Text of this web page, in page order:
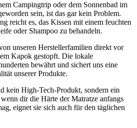
Campingtrip oder dem Sonnenbad im
sein, ist das gar kein Problem.
reicht es, das Kissen mit einem feuchten
oder Shampoo zu behandeln.
unseren Herstellerfamilien direkt vor
Kapok gestopft. Die lokale
bewährt und sichert uns eine
unserer Produkte.
kein High-Tech-Produkt, sondern ein
dir die Härte der Matratze anfangs
eignet sie sich auch für den täglichen